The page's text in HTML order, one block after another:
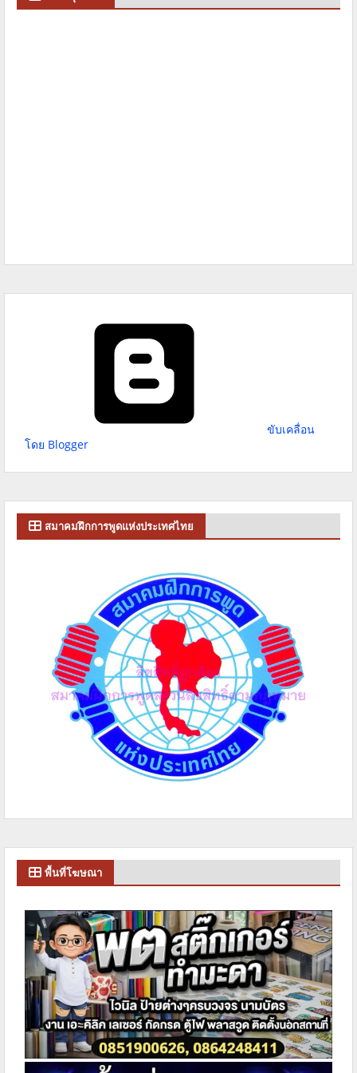
ขับเคลื่อน
โดย Blogger
สมาคมฝึกการพูดแห่งประเทศไทย
พื้นที่โฆษณา